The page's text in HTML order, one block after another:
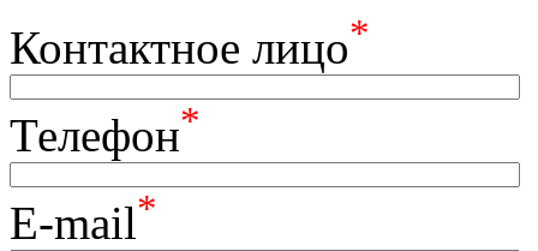
Контактное лицо*
Телефон*
E-mail*